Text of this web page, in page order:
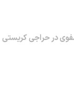
در حراجی کریستی